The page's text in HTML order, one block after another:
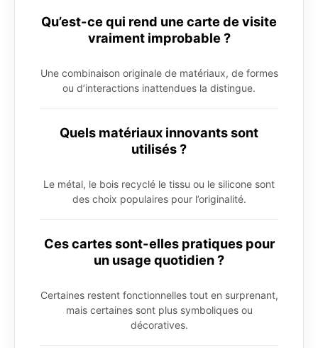
Qu’est-ce qui rend une carte de visite
vraiment improbable ?
Une combinaison originale de matériaux, de formes
ou d’interactions inattendues la distingue.
Quels matériaux innovants sont
utilisés ?
Le métal, le bois recyclé le tissu ou le silicone sont
des choix populaires pour l’originalité.
Ces cartes sont-elles pratiques pour
un usage quotidien ?
Certaines restent fonctionnelles tout en surprenant,
mais certaines sont plus symboliques ou
décoratives.